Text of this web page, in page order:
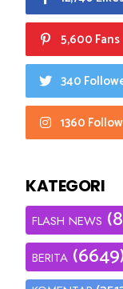
5,600 Fans
340
1360
KATEGORI
FLASH NEWS
BERITA